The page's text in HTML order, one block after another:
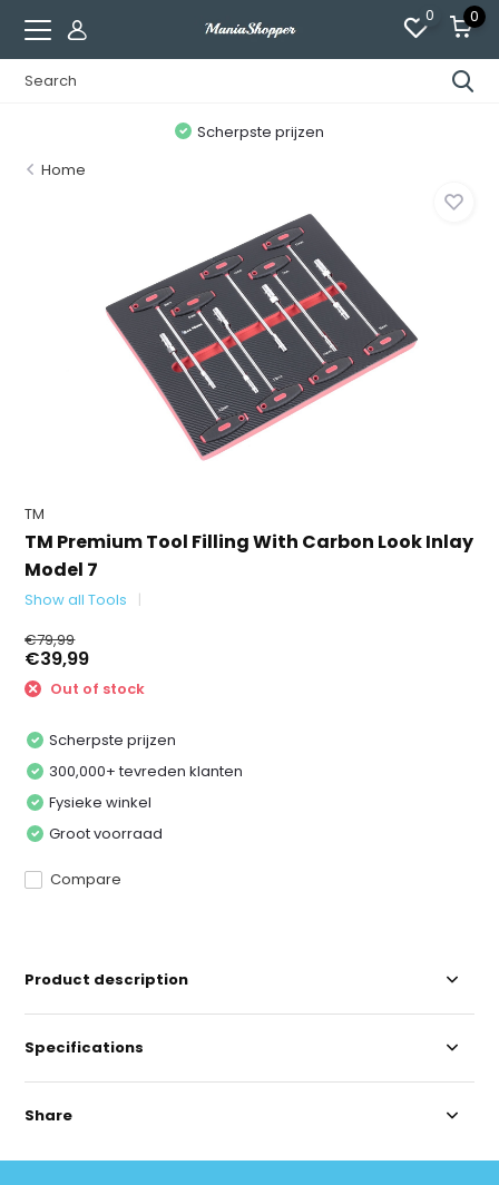
0 0
Scherpste prijzen
Home
TM
TM Premium Tool Filling With Carbon Look Inlay
Model 7
Show all Tools
€79,99
€39,99
Out of stock
Scherpste prijzen
300,000+ tevreden klanten
Fysieke winkel
Groot voorraad
Compare
Product description
Specifications
Share